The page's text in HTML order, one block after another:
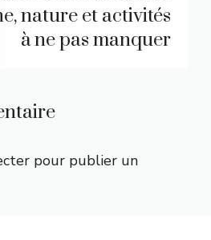
nature et activités
à ne pas manquer
pour publier un